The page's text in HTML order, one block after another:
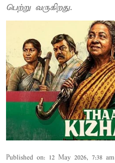
பெற்று வருகிறது.
Published on: 12 May 2026, 7:38 am